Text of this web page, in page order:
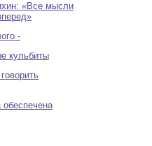
«Все мысли
-
кульбиты
обеспечена